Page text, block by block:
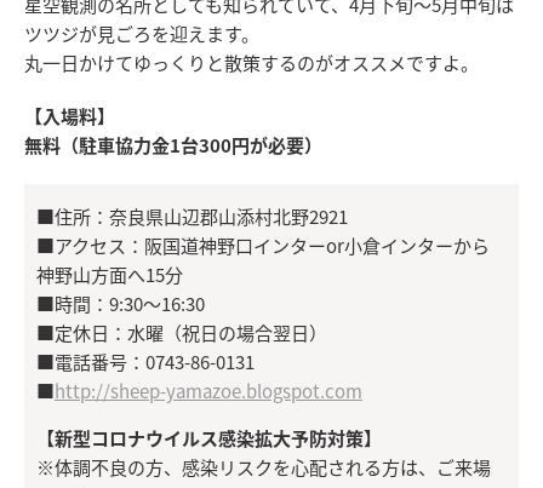
ツツジが見ごろを迎えます。
丸一日かけてゆっくりと散策するのがオススメですよ。
【入場料】
無料（駐車協力金1台300円が必要）
■住所：奈良県山辺郡山添村北野2921
■アクセス：阪国道神野口インターor小倉インターから
神野山方面へ15分
■時間：9:30〜16:30
■定休日：水曜（祝日の場合翌日）
■電話番号：0743-86-0131
■http://sheep-yamazoe.blogspot.com
【新型コロナウイルス感染拡大予防対策】
※体調不良の方、感染リスクを心配される方は、ご来場